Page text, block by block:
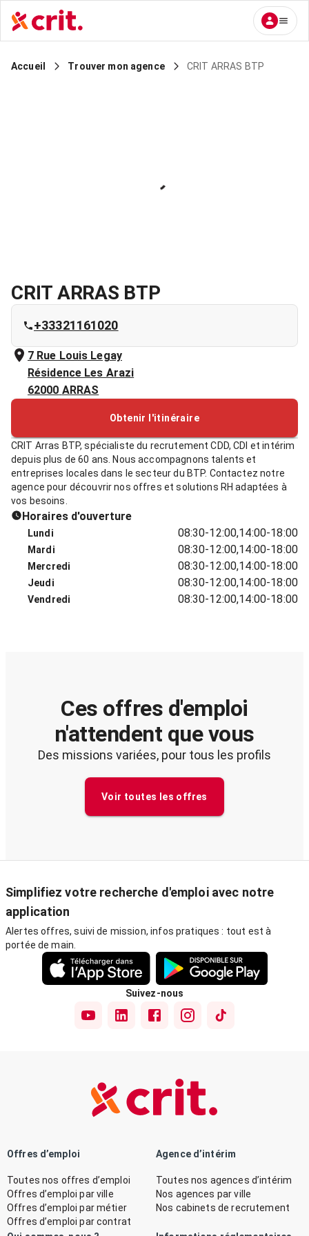
Accueil Trouver mon agence CRIT ARRAS BTP
CRIT ARRAS BTP
+33321161020
7 Rue Louis Legay
Résidence Les Arazi
62000 ARRAS
Obtenir l'itinéraire
CRIT Arras BTP, spécialiste du recrutement CDD, CDI et intérim
depuis plus de 60 ans. Nous accompagnons talents et
entreprises locales dans le secteur du BTP. Contactez notre
agence pour découvrir nos offres et solutions RH adaptées à
vos besoins.
Horaires d'ouverture
Lundi 08:30-12:00,14:00-18:00
Mardi 08:30-12:00,14:00-18:00
Mercredi 08:30-12:00,14:00-18:00
Jeudi 08:30-12:00,14:00-18:00
Vendredi 08:30-12:00,14:00-18:00
Ces offres d'emploi
n'attendent que vous
Des missions variées, pour tous les profils
Voir toutes les offres
Simplifiez votre recherche d'emploi avec notre
application
Alertes offres, suivi de mission, infos pratiques : tout est à
portée de main.
Suivez-nous
Offres d’emploi
Toutes nos offres d’emploi
Offres d’emploi par ville
Offres d’emploi par métier
Offres d’emploi par contrat
Agence d’intérim
Toutes nos agences d’intérim
Nos agences par ville
Nos cabinets de recrutement